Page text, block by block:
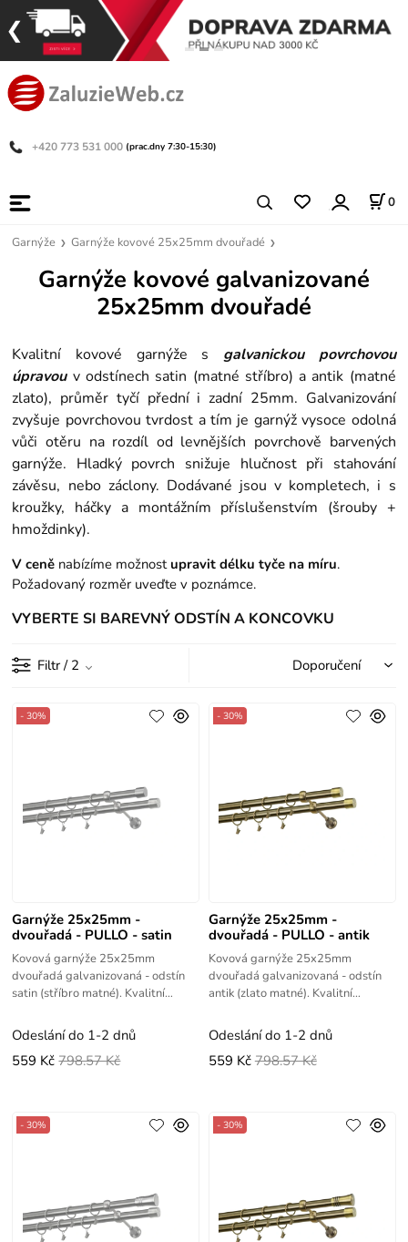
+420 773 531 000 (prac.dny 7:30-15:30)
0
Garnýže Garnýže kovové 25x25mm dvouřadé
Garnýže kovové galvanizované
25x25mm dvouřadé
Kvalitní kovové garnýže s galvanickou povrchovou
úpravouv odstínech satin (matné stříbro) a antik (matné
zlato), průměr tyčí přední i zadní 25mm. Galvanizování
zvyšuje povrchovou tvrdost a tím je garnýž vysoce odolná
vůči otěru na rozdíl od levnějších povrchově barvených
garnýže. Hladký povrch snižuje hlučnost při stahování
závěsu, nebo záclony. Dodávané jsou v kompletech, i s
kroužky, háčky a montážním příslušenstvím (šrouby +
hmoždinky).
V ceně nabízíme možnost upravit délku tyče na míru.
Požadovaný rozměr uveďte v poznámce.
VYBERTE SI BAREVNÝ ODSTÍN A KONCOVKU
Filtr / 2
Garnýže 25x25mm -
dvouřadá - PULLO - satin
Kovová garnýže 25x25mm
dvouřadá galvanizovaná - odstín
satin (stříbro matné). Kvalitní
- 30%
Odeslání do 1-2 dnů
559 Kč 798.57 Kč
Garnýže 25x25mm -
dvouřadá - PULLO - antik
Kovová garnýže 25x25mm
dvouřadá galvanizovaná - odstín
antik (zlato matné). Kvalitní
- 30%
Odeslání do 1-2 dnů
559 Kč 798.57 Kč
- 30% - 30%